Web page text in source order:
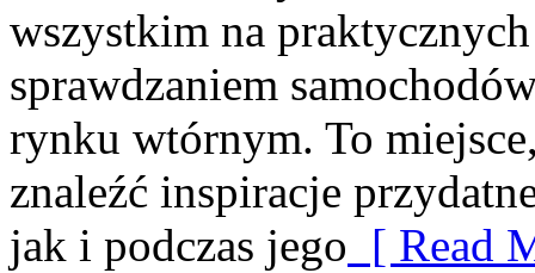
wszystkim na
sprawdzaniem
rynku wtórnym. To
znaleźć inspiracje
jak i podczas jego [ Read